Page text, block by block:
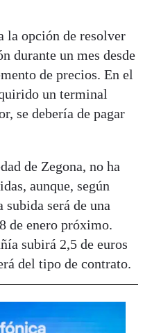
la opción de resolver
durante un mes desde
de precios. En el
un terminal
se debería de pagar
de Zegona, no ha
aunque, según
será de una
de enero próximo.
subirá 2,5 de euros
del tipo de contrato.